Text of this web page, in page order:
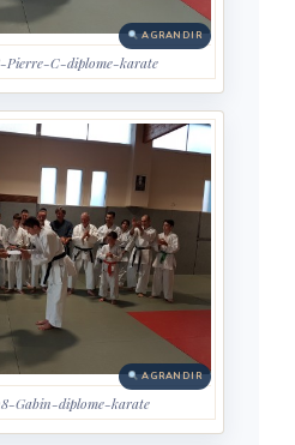
AGRANDIR
Pierre-C-diplome-karate
AGRANDIR
Gabin-diplome-karate